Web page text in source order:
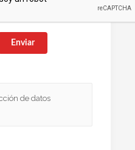
Enviar
de datos